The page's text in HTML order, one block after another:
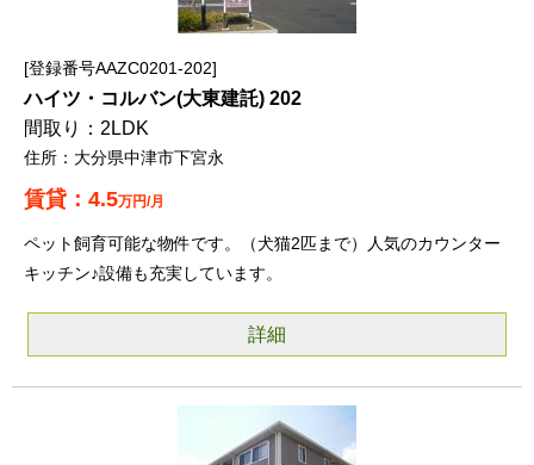
登録番号AAZC0201-202
ハイツ・コルバン(大東建託) 202
2LDK
大分県中津市下宮永
4.5万円/月
ペット飼育可能な物件です。（犬猫2匹まで）人気のカウンター
キッチン♪設備も充実しています。
詳細